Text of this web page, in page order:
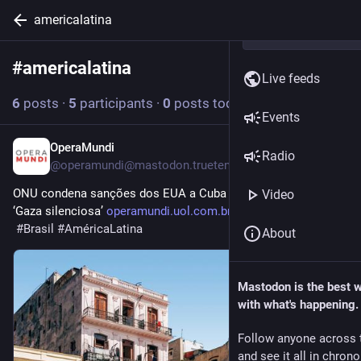
americalatina
#americalatina Follow hashtag
6 posts · 5 participants · 0 posts today
OperaMundi
@operamundi@mastodon.trueten.de
ONU condena sanções dos EUA a Cuba e alerta para risco de
‘Gaza silenciosa’ operamundi.uol.com.br/america-
#Brasil #AméricaLatina
Live feeds
Events
Radio
Video
About
Mastodon is the best
with what's happening.
Follow anyone across
and see it all in